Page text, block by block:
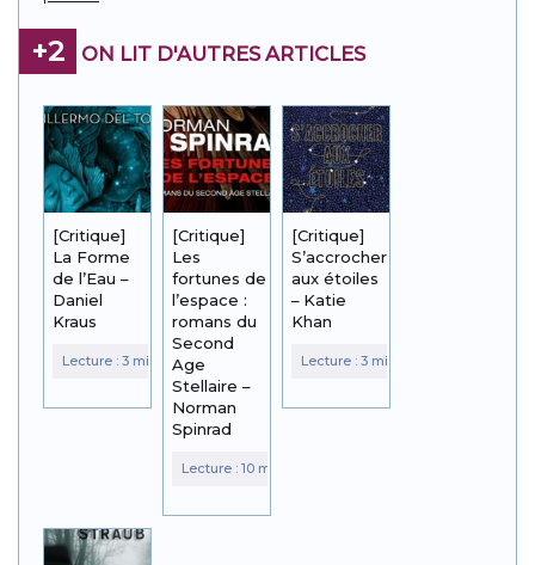
+2 ON LIT D'AUTRES ARTICLES
[Critique]
La Forme
de l’Eau –
Daniel
Kraus
[Critique]
Les
fortunes de
l’espace :
romans du
Second
Age
Stellaire –
Norman
Spinrad
[Critique]
S’accrocher
aux étoiles
– Katie
Khan